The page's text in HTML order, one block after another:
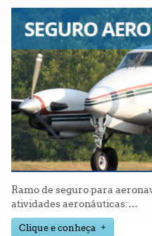
Ramo de seguro para
atividades aeronáuticas:…
Clique e conheça